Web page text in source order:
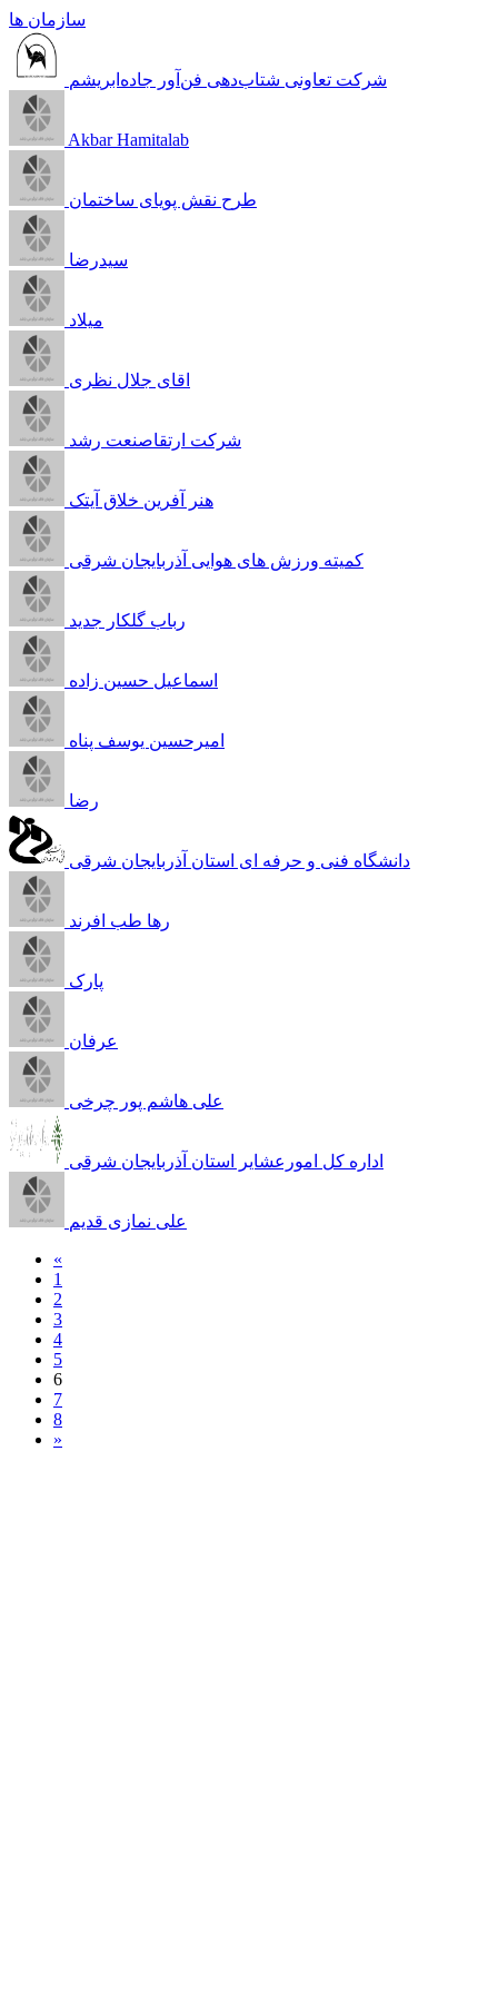
سازمان ها
شرکت تعاونی شتاب‌دهی فن‌آور جاده‌ابریشم
Akbar Hamitalab
طرح نقش پویای ساختمان
سیدرضا
میلاد
اقای جلال نظری
شرکت ارتقاصنعت رشد
هنر آفرین خلاق آیتک
کمیته ورزش های هوایی آذربایجان شرقی
رباب گلکار جدید
اسماعیل حسین زاده
امیرحسین یوسف پناه
رضا
دانشگاه فنی و حرفه ای استان آذربایجان شرقی
رها طب افرند
پارک
عرفان
علی هاشم پور چرخی
اداره کل امورعشایر استان آذربایجان شرقی
علی نمازی قدیم
«
1
2
3
4
5
6
7
8
»